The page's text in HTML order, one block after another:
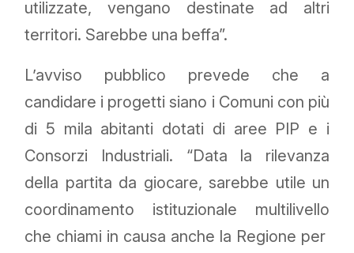
utilizzate, vengano destinate ad altri
territori. Sarebbe una beffa”.
L’avviso pubblico prevede che a
candidare i progetti siano i Comuni con più
di 5 mila abitanti dotati di aree PIP e i
Consorzi Industriali. “Data la rilevanza
della partita da giocare, sarebbe utile un
coordinamento istituzionale multilivello
che chiami in causa anche la Regione per